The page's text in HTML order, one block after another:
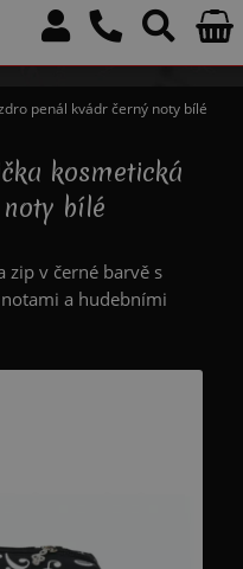
penál kvádr černý noty bílé
kosmetická
bílé
zip v černé barvě s
a hudebními